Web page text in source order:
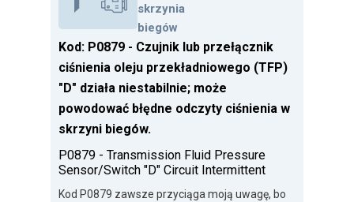
skrzynia
biegów
Kod: P0879 - Czujnik lub przełącznik
ciśnienia oleju przekładniowego (TFP)
"D" działa niestabilnie; może
powodować błędne odczyty ciśnienia w
skrzyni biegów.
P0879 - Transmission Fluid Pressure
Sensor/Switch "D" Circuit Intermittent
Kod P0879 zawsze przyciąga moją uwagę, bo